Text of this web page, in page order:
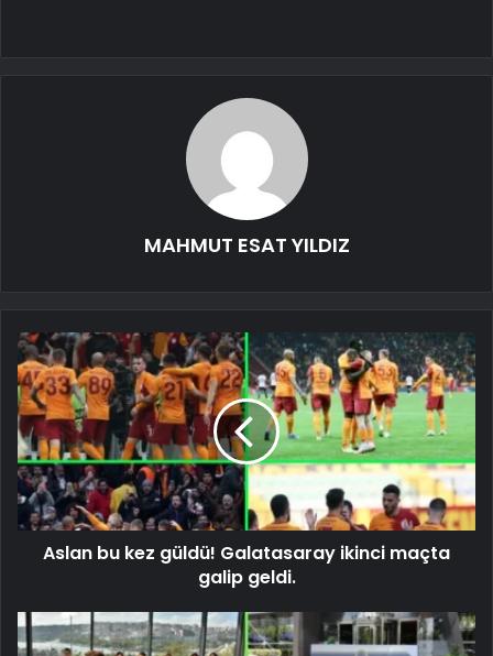
MAHMUT ESAT YILDIZ
Aslan bu kez güldü! Galatasaray ikinci maçta
galip geldi.